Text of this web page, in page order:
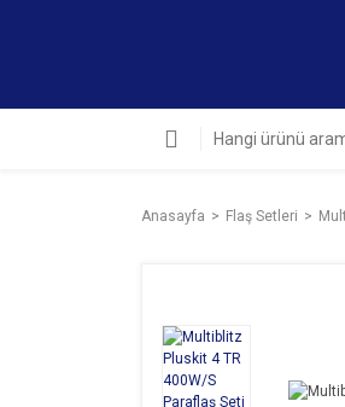
Anasayfa Flaş Setleri